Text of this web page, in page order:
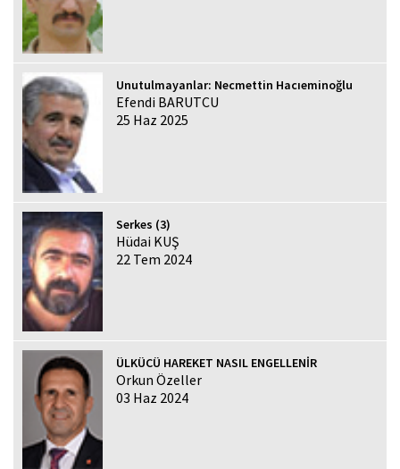
Unutulmayanlar: Necmettin Hacıeminoğlu
Efendi BARUTCU
25 Haz 2025
Serkes (3)
Hüdai KUŞ
22 Tem 2024
ÜLKÜCÜ HAREKET NASIL ENGELLENİR
Orkun Özeller
03 Haz 2024